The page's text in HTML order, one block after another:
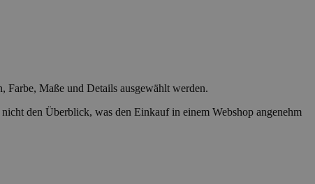
Maße und Details ausgewählt werden.
den Überblick, was den Einkauf in einem Webshop angenehm